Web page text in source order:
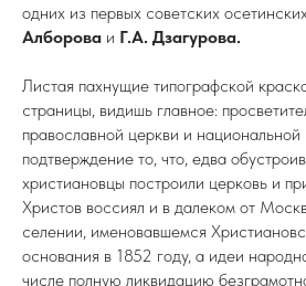
одних из первых советских
Алборова и Г.А. Дзагурова.
Листая пахнущие типографской
страницы, видишь главное:
православной церкви и
подтверждение то, что, едва
христиановцы построили церковь и
Христов воссиял и в далеком от
селении, именовавшемся
основания в 1852 году, а идеи
числе полную ликвидацию